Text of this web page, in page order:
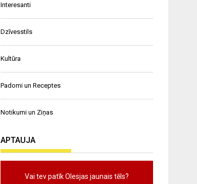
Interesanti
Dzīvesstils
Kultūra
Padomi un Receptes
Notikumi un Ziņas
APTAUJA
Vai tev patīk Olesjas jaunais tēls?